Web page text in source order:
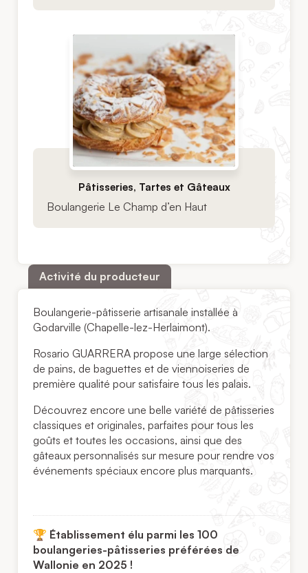
Pâtisseries, Tartes et Gâteaux
Boulangerie Le Champ d’en Haut
Activité du producteur
Boulangerie-pâtisserie artisanale installée à
Godarville (Chapelle-lez-Herlaimont).
Rosario GUARRERA propose une large sélection
de pains, de baguettes et de viennoiseries de
première qualité pour satisfaire tous les palais.
Découvrez encore une belle variété de pâtisseries
classiques et originales, parfaites pour tous les
goûts et toutes les occasions, ainsi que des
gâteaux personnalisés sur mesure pour rendre vos
événements spéciaux encore plus marquants.
🏆 Établissement élu parmi les 100
boulangeries-pâtisseries préférées de
Wallonie en 2025 !